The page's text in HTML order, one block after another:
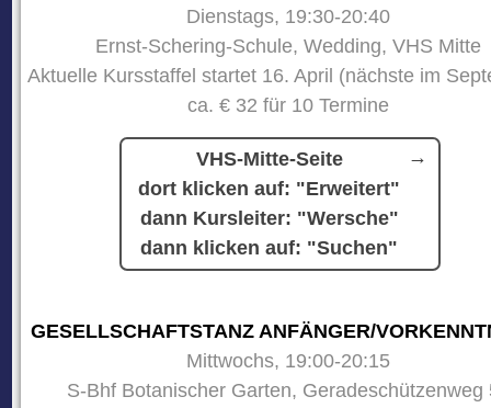
Dienstags, 19:30-20:40
Ernst-Schering-Schule, Wedding, VHS Mitte
Aktuelle Kursstaffel startet 16. April (nächste im
ca. € 32 für 10 Termine
VHS-Mitte-Seite
dort klicken auf: "Erweitert"
dann Kursleiter: "Wersche"
dann klicken auf: "Suchen"
GESELLSCHAFTSTANZ ANFÄNGER/
Mittwochs, 19:00-20:15
S-Bhf Botanischer Garten, Geradeschützenweg